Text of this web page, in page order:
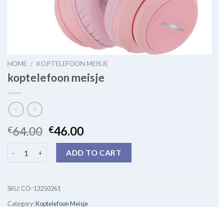
HOME / KOPTELEFOON MEISJE
koptelefoon meisje
€64.00 €46.00
ADD TO CART
SKU:CO-13250261
Category:Koptelefoon Meisje